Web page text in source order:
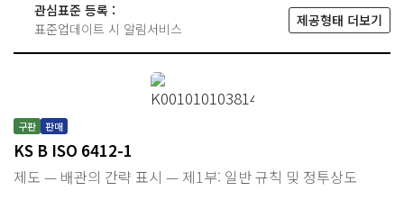
관심표준 등록 :
표준업데이트 시 알림서비스
제공형태 더보기
구판 판매
KS B ISO 6412-1
제도 — 배관의 간략 표시 — 제1부: 일반 규칙 및 정투상도